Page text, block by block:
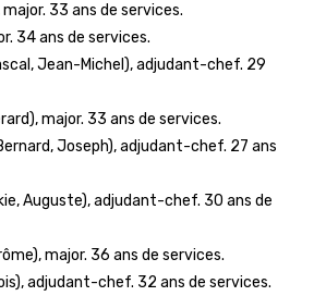
33 ans de services.
34 ans de services.
Jean-Michel), adjudant-chef. 29
major. 33 ans de services.
Joseph), adjudant-chef. 27 ans
Auguste), adjudant-chef. 30 ans de
major. 36 ans de services.
adjudant-chef. 32 ans de services.